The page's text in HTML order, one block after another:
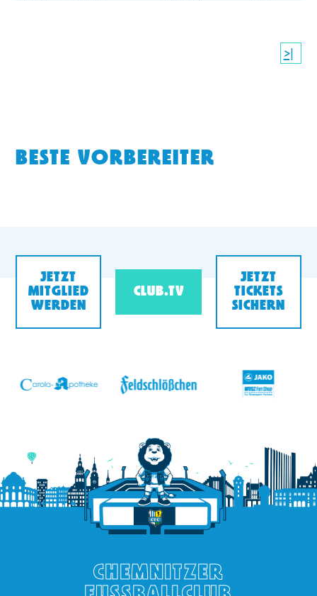
>|
BESTE VORBEREITER
JETZT
MITGLIED
WERDEN
CLUB.TV
JETZT
TICKETS
SICHERN
CHEMNITZER